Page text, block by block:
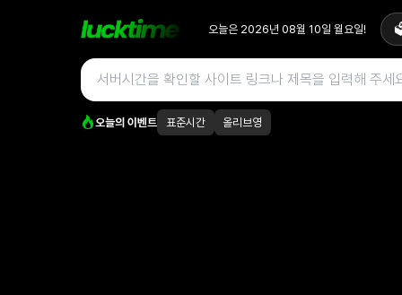
오늘은 2026년 08월 10일 월요일!
오늘의 이벤트 표준시간 올리브영